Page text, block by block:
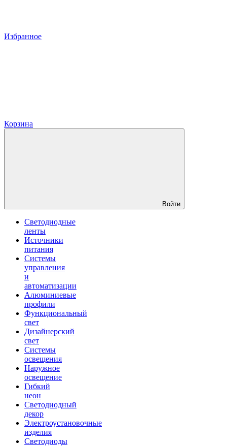
Избранное
Корзина
Войти
Светодиодные
ленты
Источники
питания
Системы
управления
и
автоматизации
Алюминиевые
профили
Функциональный
свет
Дизайнерский
свет
Системы
освещения
Наружное
освещение
Гибкий
неон
Светодиодный
декор
Электроустановочные
изделия
Светодиоды